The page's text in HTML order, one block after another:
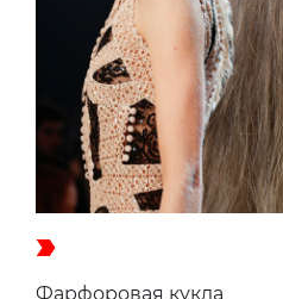
Фарфоровая кукла